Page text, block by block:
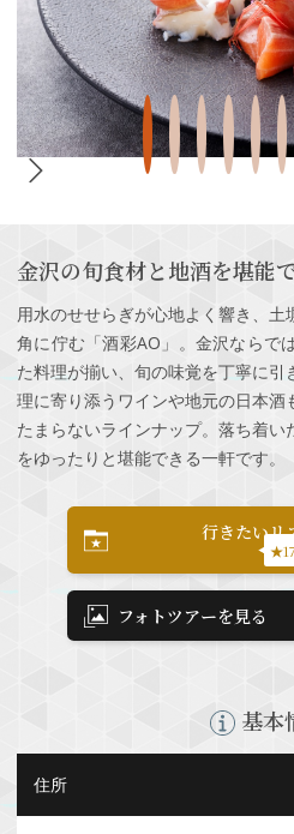
金沢の旬食材と地酒を堪能
用水のせせらぎが心地よく響き、
角に佇む「酒彩AO」。金沢ならで
た料理が揃い、旬の味覚を丁寧に
理に寄り添うワインや地元の日本
たまらないラインナップ。落ち着
をゆったりと堪能できる一軒です。
行きたいリ
フォトツアーを見る
基本
住所